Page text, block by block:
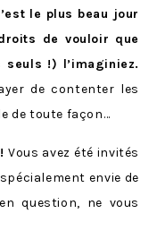
le plus beau jour
de vouloir que
!) l’imaginiez.
de contenter les
de toute façon…
Vous avez été invités
envie de
question, ne vous